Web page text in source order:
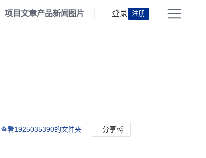
项目文章产品新闻 图片 登录 注册
查看1925035390的文件夹 分享